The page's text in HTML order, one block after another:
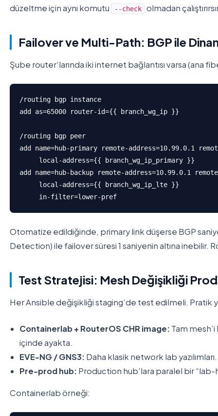
düzeltme için aynı komutu
--check olmadan
Failover ve Multi-Path: BGP ile
Şube router’larında iki internet bağlantısı varsa (ana
/routing bgp instance
add as=65000 router-id={{ branch_wg_ip }}
/routing bgp peer
add name=hub-primary remote-address=10.99.0.1
     local-address={{ branch_wg_ip_primary }}
add name=hub-backup remote-address=10.99.0.1
     local-address={{ branch_wg_ip_lte }}
     in-filter=lower-pref
Otomatize edildiğinde, primary link düşerse BGP
Detection) ile failover süresi 1 saniyenin altına inebilir.
Test Stratejisi: Mesh Değişikliği
Her Ansible değişikliği staging’de test edilmeli. Pratik
Containerlab + RouterOS CHR image: Tam
içinde ayakta.
EVE-NG / GNS3: Daha klasik network lab
Pre-prod hub: Production hub’lara paralel bir
Containerlab örneği: